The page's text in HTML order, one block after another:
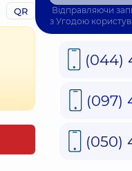
QR
Відправляючи
з Угодою
(044)
(097)
(050)